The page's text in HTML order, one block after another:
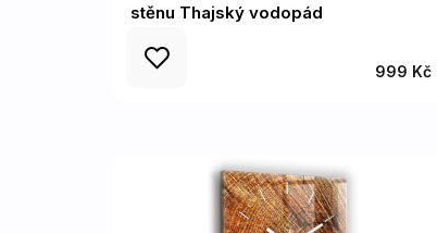
stěnu Thajský vodopád
999 Kč